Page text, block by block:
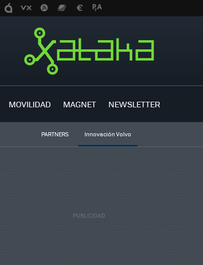
MOVILIDAD MAGNET NEWSLETTER
PARTNERS Innovación Volvo